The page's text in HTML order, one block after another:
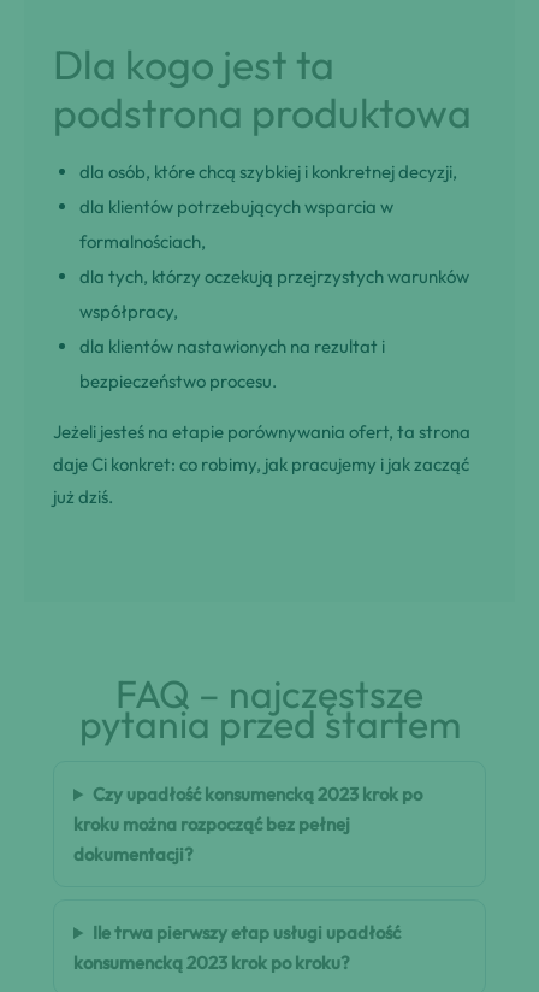
Dla kogo jest ta
podstrona produktowa
dla osób, które chcą szybkiej i konkretnej decyzji,
dla klientów potrzebujących wsparcia w
formalnościach,
dla tych, którzy oczekują przejrzystych warunków
współpracy,
dla klientów nastawionych na rezultat i
bezpieczeństwo procesu.
Jeżeli jesteś na etapie porównywania ofert, ta strona
daje Ci konkret: co robimy, jak pracujemy i jak zacząć
już dziś.
FAQ – najczęstsze
pytania przed startem
Czy upadłość konsumencką 2023 krok po
kroku można rozpocząć bez pełnej
dokumentacji?
Ile trwa pierwszy etap usługi upadłość
konsumencką 2023 krok po kroku?